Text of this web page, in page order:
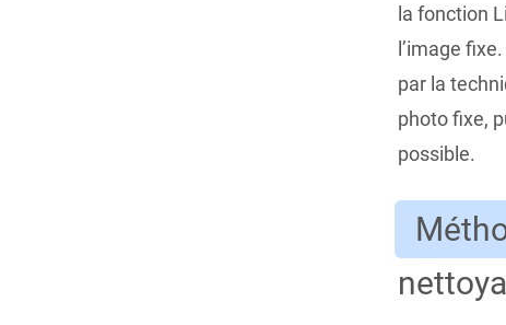
la fonction
l’image
par la
photo fixe,
possible.